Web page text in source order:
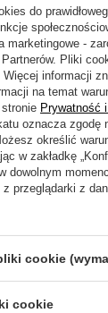
|
Guma
15.24
Kup za:
Ilość
do
marketingowe -
Pliki
informacji
na temat
Prywatność
oznacza zgodę
określić
w zakładkę
dowolnym
przeglądarki z
cookie
cookie